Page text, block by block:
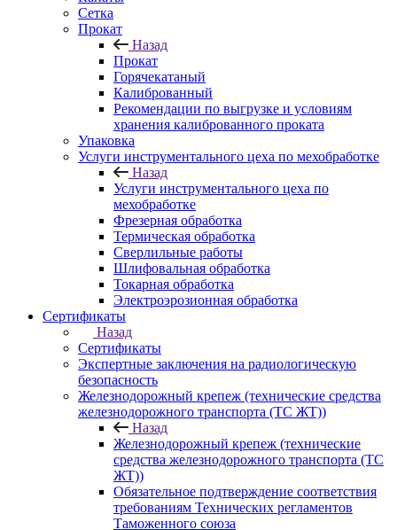
Сетка
Прокат
Назад
Прокат
Горячекатаный
Калиброванный
Рекомендации по выгрузке и условиям
хранения калиброванного проката
Упаковка
Услуги инструментального цеха по мехобработке
Назад
Услуги инструментального цеха по
мехобработке
Фрезерная обработка
Термическая обработка
Сверлильные работы
Шлифовальная обработка
Токарная обработка
Электроэрозионная обработка
Сертификаты
Назад
Сертификаты
Экспертные заключения на радиологическую
безопасность
Железнодорожный крепеж (технические средства
железнодорожного транспорта (ТС ЖТ))
Назад
Железнодорожный крепеж (технические
средства железнодорожного транспорта (ТС
ЖТ))
Обязательное подтверждение соответствия
требованиям Технических регламентов
Таможенного союза